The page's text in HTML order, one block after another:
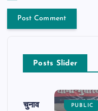
Posts Slider
का चुनाव
PUBLIC